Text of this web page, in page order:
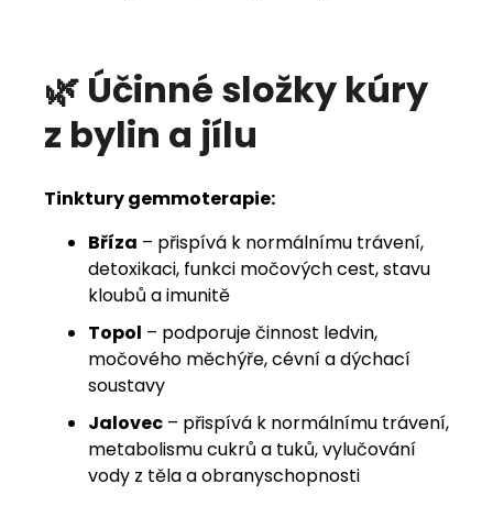
🌿 Účinné složky kúry
z bylin a jílu
Tinktury gemmoterapie:
Bříza – přispívá k normálnímu trávení,
detoxikaci, funkci močových cest, stavu
kloubů a imunitě
Topol – podporuje činnost ledvin,
močového měchýře, cévní a dýchací
soustavy
Jalovec – přispívá k normálnímu trávení,
metabolismu cukrů a tuků, vylučování
vody z těla a obranyschopnosti